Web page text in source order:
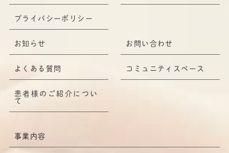
プライバシーポリシー
お知らせ お問い合わせ
よくある質問 コミュニティスペース
患者様のご紹介につい
て
事業内容